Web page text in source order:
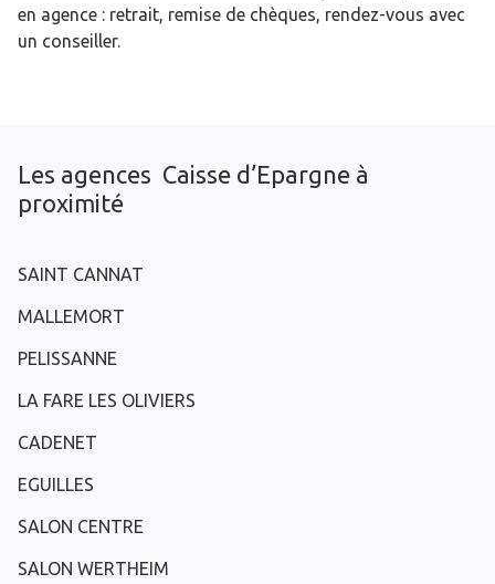
en agence : retrait, remise de chèques, rendez-vous avec
un conseiller.
Les agences Caisse d’Epargne à
proximité
SAINT CANNAT
MALLEMORT
PELISSANNE
LA FARE LES OLIVIERS
CADENET
EGUILLES
SALON CENTRE
SALON WERTHEIM